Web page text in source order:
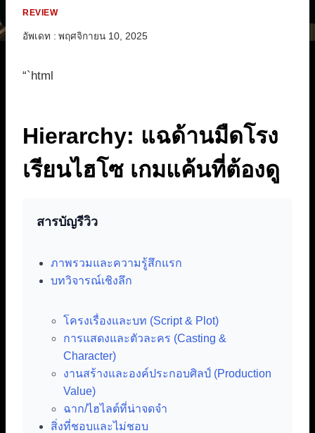
REVIEW
อัพเดท : พฤศจิกายน 10, 2025
“`html
Hierarchy: แฉด้านมืดโรง
เรียนไฮโซ เกมแค้นที่ต้องดู
สารบัญรีวิว
ภาพรวมและความรู้สึกแรก
บทวิจารณ์เชิงลึก
โครงเรื่องและบท (Script & Plot)
การแสดงและตัวละคร (Casting &
Character)
งานสร้างและองค์ประกอบศิลป์ (Production
Value)
ฉาก/ไฮไลต์ที่น่าจดจำ
สิ่งที่ชอบและไม่ชอบ